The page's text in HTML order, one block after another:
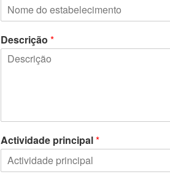
Descrição *
Actividade principal*